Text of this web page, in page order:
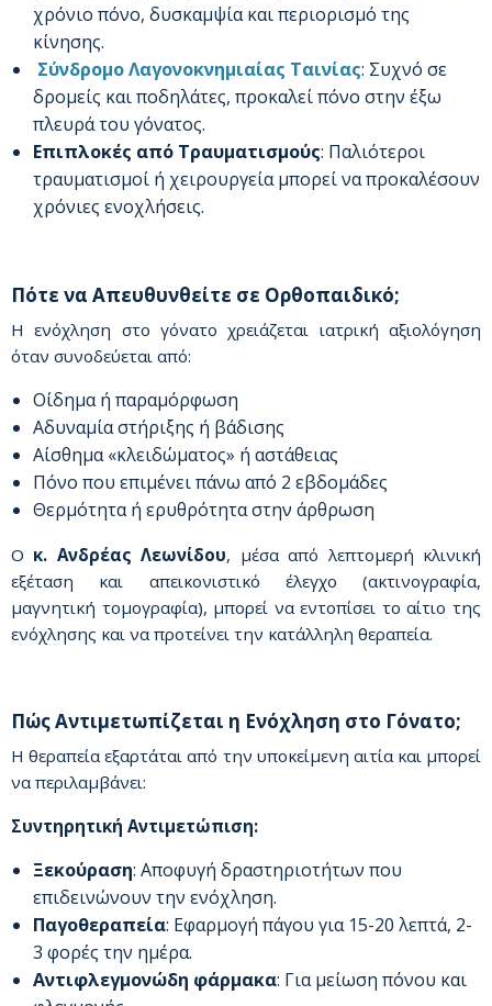
χρόνιο πόνο, δυσκαμψία και περιορισμό της
κίνησης.
Σύνδρομο Λαγονοκνημιαίας Ταινίας: Συχνό σε
δρομείς και ποδηλάτες, προκαλεί πόνο στην έξω
πλευρά του γόνατος.
Επιπλοκές από Τραυματισμούς: Παλιότεροι
τραυματισμοί ή χειρουργεία μπορεί να προκαλέσουν
χρόνιες ενοχλήσεις.
Πότε να Απευθυνθείτε σε Ορθοπαιδικό;
Η ενόχληση στο γόνατο χρειάζεται ιατρική αξιολόγηση
όταν συνοδεύεται από:
Οίδημα ή παραμόρφωση
Αδυναμία στήριξης ή βάδισης
Αίσθημα «κλειδώματος» ή αστάθειας
Πόνο που επιμένει πάνω από 2 εβδομάδες
Θερμότητα ή ερυθρότητα στην άρθρωση
Ο κ. Ανδρέας Λεωνίδου, μέσα από λεπτομερή κλινική
εξέταση και απεικονιστικό έλεγχο (ακτινογραφία,
μαγνητική τομογραφία), μπορεί να εντοπίσει το αίτιο της
ενόχλησης και να προτείνει την κατάλληλη θεραπεία.
Πώς Αντιμετωπίζεται η Ενόχληση στο Γόνατο;
Η θεραπεία εξαρτάται από την υποκείμενη αιτία και μπορεί
να περιλαμβάνει:
Συντηρητική Αντιμετώπιση:
Ξεκούραση: Αποφυγή δραστηριοτήτων που
επιδεινώνουν την ενόχληση.
Παγοθεραπεία: Εφαρμογή πάγου για 15-20 λεπτά, 2-
3 φορές την ημέρα.
Αντιφλεγμονώδη φάρμακα: Για μείωση πόνου και